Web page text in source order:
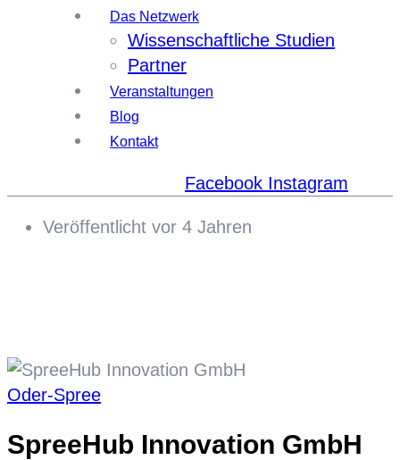
Das Netzwerk
Wissenschaftliche Studien
Partner
Veranstaltungen
Blog
Kontakt
Facebook Instagram
Veröffentlicht vor 4 Jahren
Oder-Spree
SpreeHub Innovation GmbH